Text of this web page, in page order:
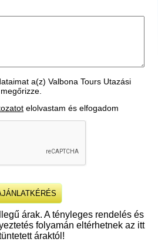
a(z) Valbona Tours Utazási
elolvastam és elfogadom
árak. A tényleges rendelés és
folyamán eltérhetnek az itt
áraktól!